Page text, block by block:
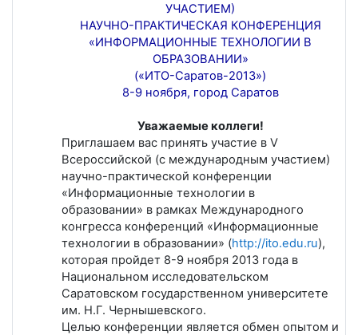
УЧАСТИЕМ)
НАУЧНО-ПРАКТИЧЕСКАЯ КОНФЕРЕНЦИЯ
«ИНФОРМАЦИОННЫЕ ТЕХНОЛОГИИ В
ОБРАЗОВАНИИ»
(«ИТО-Саратов-2013»)
8-9 ноября, город Саратов
Уважаемые коллеги!
Приглашаем вас принять участие в V
Всероссийской (с международным участием)
научно-практической конференции
«Информационные технологии в
образовании» в рамках Международного
конгресса конференций «Информационные
технологии в образовании» (http://ito.edu.ru),
которая пройдет 8-9 ноября 2013 года в
Национальном исследовательском
Саратовском государственном университете
им. Н.Г. Чернышевского.
Целью конференции является обмен опытом и